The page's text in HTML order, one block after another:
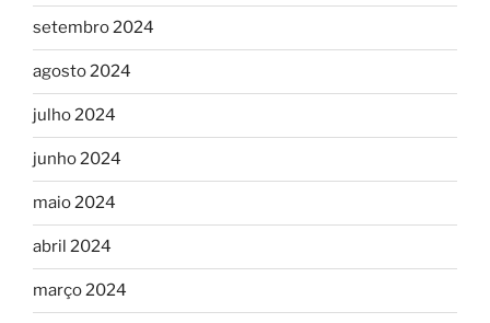
setembro 2024
agosto 2024
julho 2024
junho 2024
maio 2024
abril 2024
março 2024